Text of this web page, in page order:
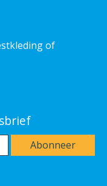
of
Abonneer